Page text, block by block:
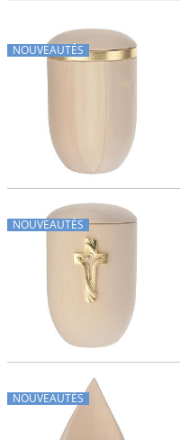
NOUVEAUTÉS
NOUVEAUTÉS
NOUVEAUTÉS